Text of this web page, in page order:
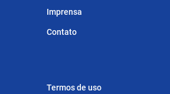
Imprensa
Contato
Termos de uso